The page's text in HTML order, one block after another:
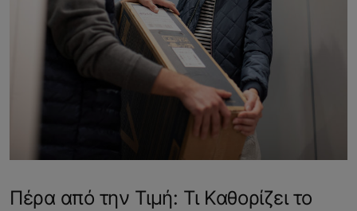
Πέρα από την Τιμή: Τι Καθορίζει το